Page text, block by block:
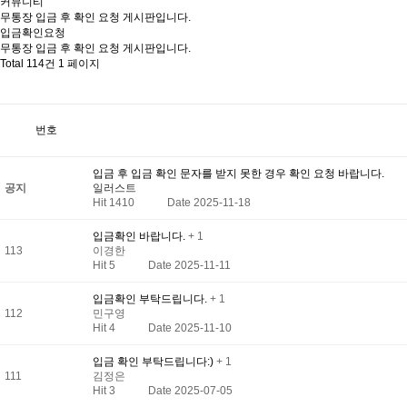
무통장 입금 후 확인 요청 게시판입니다.
입금확인요청
무통장 입금 후 확인 요청 게시판입니다.
Total 114건 1 페이지
번호
공지
입금 후 입금 확인 문자를 받지 못한 경우 확인 요청 바랍니다.
일러스트
Hit 1410
Date 2025-11-18
113
입금확인 바랍니다. + 1
이경한
Hit 5
Date 2025-11-11
112
입금확인 부탁드립니다. + 1
민구영
Hit 4
Date 2025-11-10
111
입금 확인 부탁드립니다:) + 1
김정은
Hit 3
Date 2025-07-05